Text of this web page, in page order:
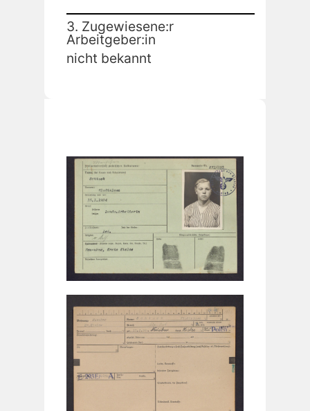
3. Zugewiesene:r
Arbeitgeber:in
nicht bekannt